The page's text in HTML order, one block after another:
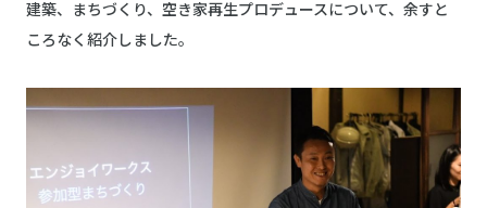
建築、まちづくり、空き家再生プロデュースについて、余すと
ころなく紹介しました。